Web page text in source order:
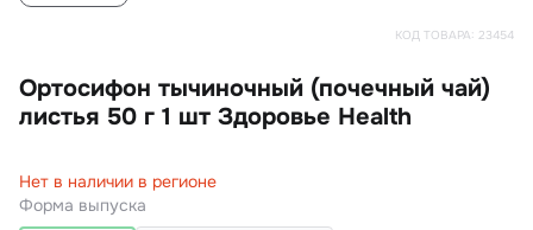
КОД ТОВАРА: 23454
Ортосифон тычиночный (почечный чай)
листья 50 г 1 шт Здоровье Health
Нет в наличии в регионе
Форма выпуска